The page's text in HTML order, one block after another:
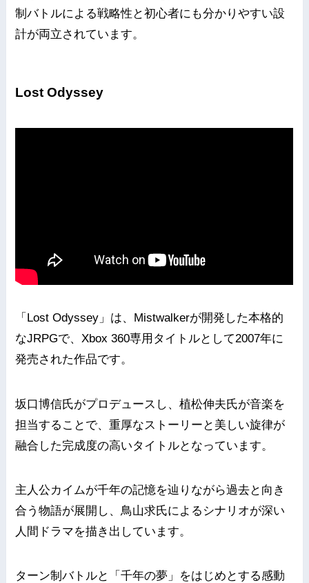
制バトルによる戦略性と初心者にも分かりやすい設
計が両立されています。
Lost Odyssey
「Lost Odyssey」は、Mistwalkerが開発した本格的
なJRPGで、Xbox 360専用タイトルとして2007年に
発売された作品です。
坂口博信氏がプロデュースし、植松伸夫氏が音楽を
担当することで、重厚なストーリーと美しい旋律が
融合した完成度の高いタイトルとなっています。
主人公カイムが千年の記憶を辿りながら過去と向き
合う物語が展開し、鳥山求氏によるシナリオが深い
人間ドラマを描き出しています。
ターン制バトルと「千年の夢」をはじめとする感動